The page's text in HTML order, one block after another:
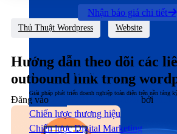
Nhận báo giá chi tiết
Chiến lược
Giải pháp phát triển doanh nghiệp toàn diện trên nền tảng
Chiến lược thương hiệu
Chiến lược Digital Marketing
Thủ Thuật Wordpress Website
Hướng dẫn theo dõi các
outbound link trong
Đăng vào 24/06/2017 14/03/2026 bởi